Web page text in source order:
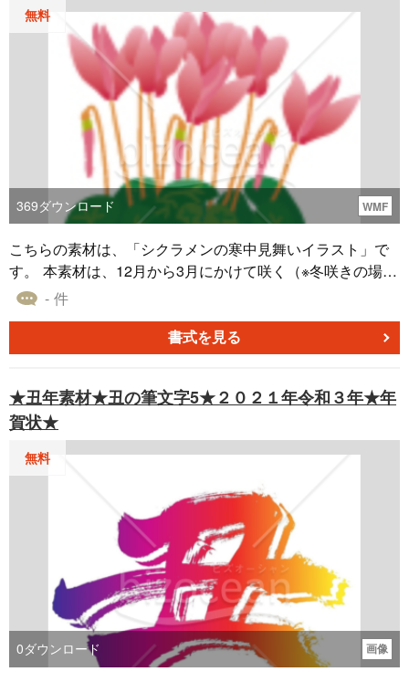
無料
369ダウンロード WMF
こちらの素材は、「シクラメンの寒中見舞いイラスト」で
す。 本素材は、12月から3月にかけて咲く（※冬咲きの場
合）とされるシクラメンを、リアルなタッチで描いたもの
中見舞いはがきに使う挿絵などとして、「シクラメンの寒
中見舞いイラスト」の素材をお役立ていただければ幸いで
- 件
書式を見る
★丑年素材★丑の筆文字5★２０２１年令和３年★年
賀状★
無料
0ダウンロード 画像